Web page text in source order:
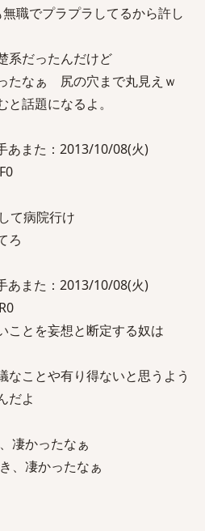
職でプラプラしてるから許し
系だったんだけど
たなぁ 尻の穴まで丸見えｗ
話題になるよ。
あまた：2013/10/08(火)
て病院行け
ろ
あまた：2013/10/08(火)
ことを妄想と断定する奴は
なことや有り得ないと思うよう
だよ
凄かったなぁ
、凄かったなぁ